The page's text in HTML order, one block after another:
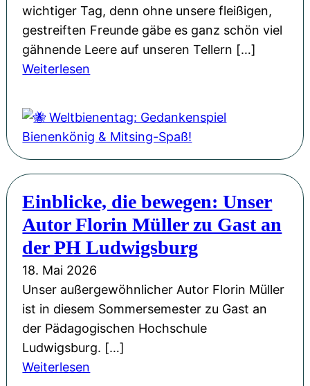
n
e
u
e
w
d
v
l
r
H
o
f
f
n
u
n
g
u
n
d
M
u
wichtiger Tag, denn ohne unsere fleißigen,
gestreiften Freunde gäbe es ganz schön viel
gähnende Leere auf unseren Tellern […]
Weiterlesen
e
l
t
i
e
n
e
t
g
:
G
Einblicke, die bewegen: Unser
Autor Florin Müller zu Gast an
der PH Ludwigsburg
18. Mai 2026
Unser außergewöhnlicher Autor Florin Müller
ist in diesem Sommersemester zu Gast an
der Pädagogischen Hochschule
Ludwigsburg. […]
Weiterlesen